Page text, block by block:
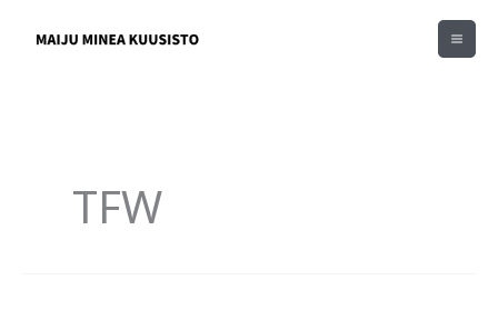
sisältöön
TFW